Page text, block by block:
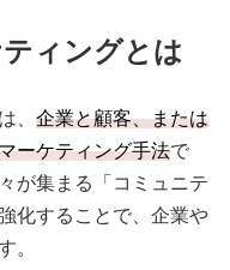
ィングとは
、 企業と顧客、または
ーケティング手法で
が集まる「コミュニテ
化することで、企業や
。